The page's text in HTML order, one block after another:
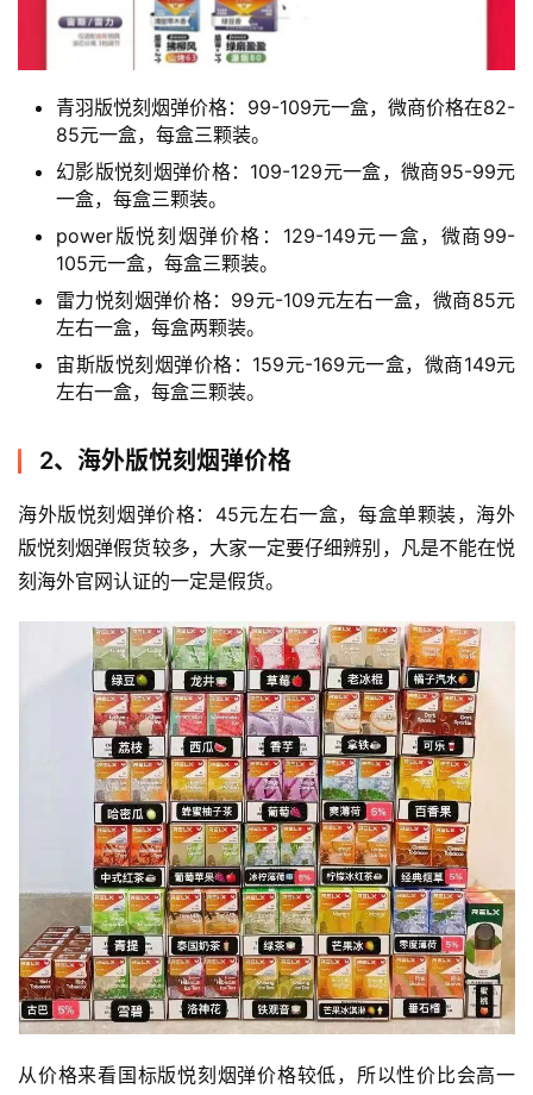
青羽版悦刻烟弹价格：99-109元一盒，微商价格在82-
85元一盒，每盒三颗装。
幻影版悦刻烟弹价格：109-129元一盒，微商95-99元
一盒，每盒三颗装。
power版悦刻烟弹价格：129-149元一盒，微商99-
105元一盒，每盒三颗装。
雷力悦刻烟弹价格：99元-109元左右一盒，微商85元
左右一盒，每盒两颗装。
宙斯版悦刻烟弹价格：159元-169元一盒，微商149元
左右一盒，每盒三颗装。
2、海外版悦刻烟弹价格
海外版悦刻烟弹价格：45元左右一盒，每盒单颗装，海外
版悦刻烟弹假货较多，大家一定要仔细辨别，凡是不能在悦
刻海外官网认证的一定是假货。
从价格来看国标版悦刻烟弹价格较低，所以性价比会高一